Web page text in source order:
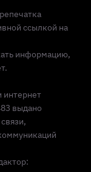
ссылкой на
информацию,
интернет
выдано